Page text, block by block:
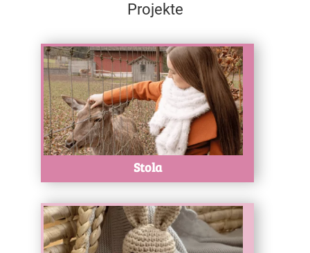
Projekte
Test
Stola
Test